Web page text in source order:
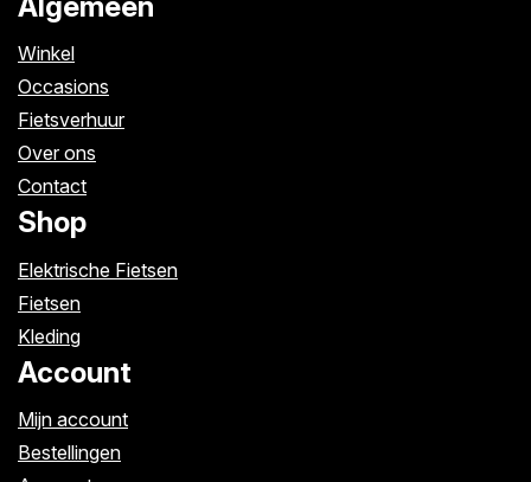
Winkel
Occasions
Fietsverhuur
Over ons
Contact
Shop
Elektrische Fietsen
Fietsen
Kleding
Account
Mijn account
Bestellingen